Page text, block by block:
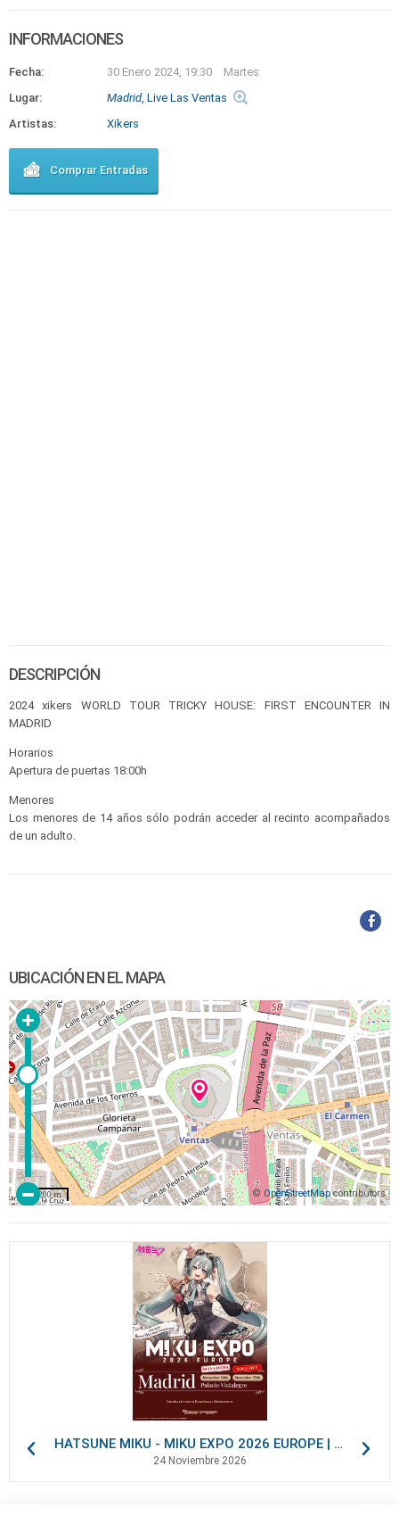
INFORMACIONES
Fecha: 30 Enero 2024, 19:30
Martes
Lugar:
Madrid, Live Las Ventas
Artistas:
Xikers
Comprar Entradas
DESCRIPCIÓN
2024 xikers WORLD TOUR TRICKY HOUSE: FIRST ENCOUNTER IN
MADRID
Horarios
Apertura de puertas 18:00h
Menores
Los menores de 14 años sólo podrán acceder al recinto acompañados
de un adulto.
UBICACIÓN EN EL MAPA
© OpenStreetMapcontributors
200 m
HATSUNE MIKU - MIKU EXPO 2026 EUROPE | VIP Packages
24 Noviembre 2026